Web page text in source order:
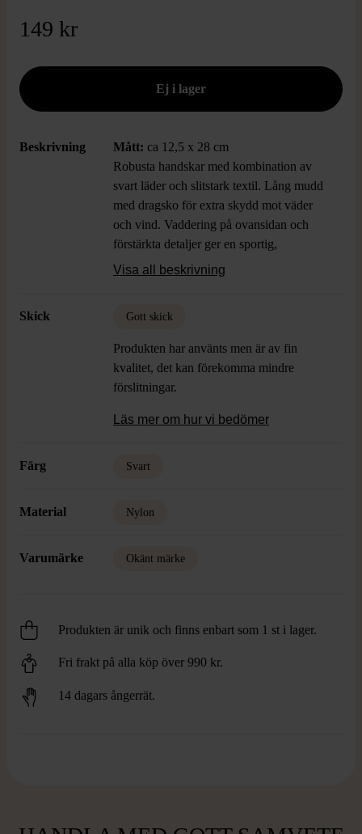
149 kr
Beskrivning Mått: ca 12,5 x 28 cm
Robusta handskar med kombination av
svart läder och slitstark textil. Lång mudd
med dragsko för extra skydd mot väder
och vind. Vaddering på ovansidan och
förstärkta detaljer ger en sportig,
funktionell känsla och en trygg passform.
Visa all beskrivning
Skick Gott skick
Produkten har använts men är av fin
kvalitet, det kan förekomma mindre
förslitningar.
Läs mer om hur vi bedömer
Färg Svart
Material Nylon
Varumärke Okänt märke
Produkten är unik och finns enbart som 1 st i lager.
Fri frakt på alla köp över 990 kr.
14 dagars ångerrät.